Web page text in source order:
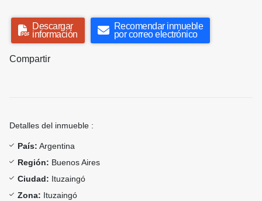
Descargar
información
Recomendar inmueble
por correo electrónico
Compartir
Detalles del inmueble :
País: Argentina
Región: Buenos Aires
Ciudad: Ituzaingó
Zona: Ituzaingó